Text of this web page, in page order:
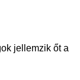
jellemzik őt a